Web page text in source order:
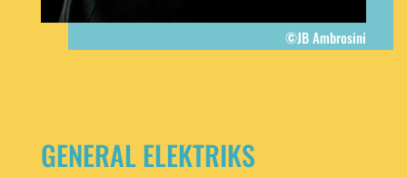
©JB Ambrosini
GENERAL ELEKTRIKS